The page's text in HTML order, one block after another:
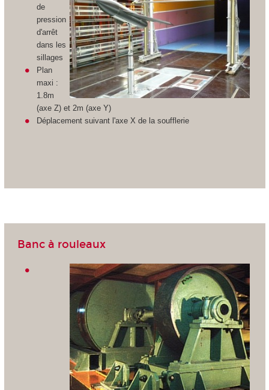
de
pression
d'arrêt
dans les
sillages
Plan
maxi :
1.8m
(axe Z) et 2m (axe Y)
Déplacement suivant l'axe X de la soufflerie
Banc à rouleaux